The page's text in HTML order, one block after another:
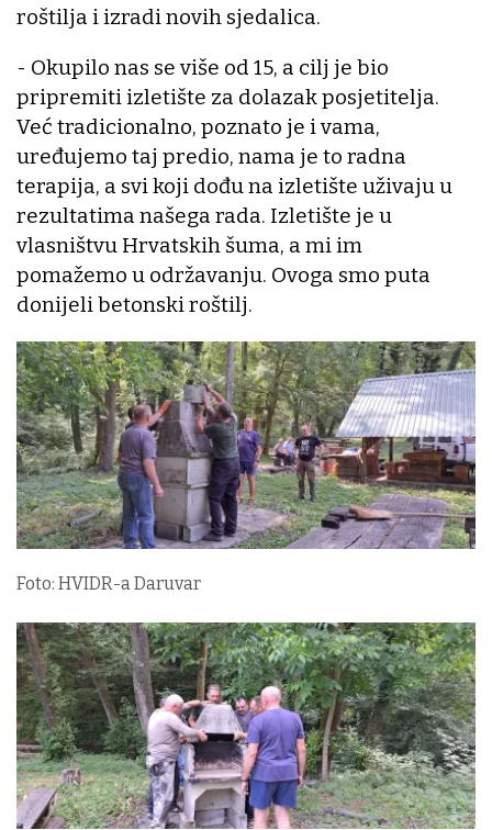
roštilja i izradi novih sjedalica.
- Okupilo nas se više od 15, a cilj je bio
pripremiti izletište za dolazak posjetitelja.
Već tradicionalno, poznato je i vama,
uređujemo taj predio, nama je to radna
terapija, a svi koji dođu na izletište uživaju u
rezultatima našega rada. Izletište je u
vlasništvu Hrvatskih šuma, a mi im
pomažemo u održavanju. Ovoga smo puta
donijeli betonski roštilj.
Foto: HVIDR-a Daruvar